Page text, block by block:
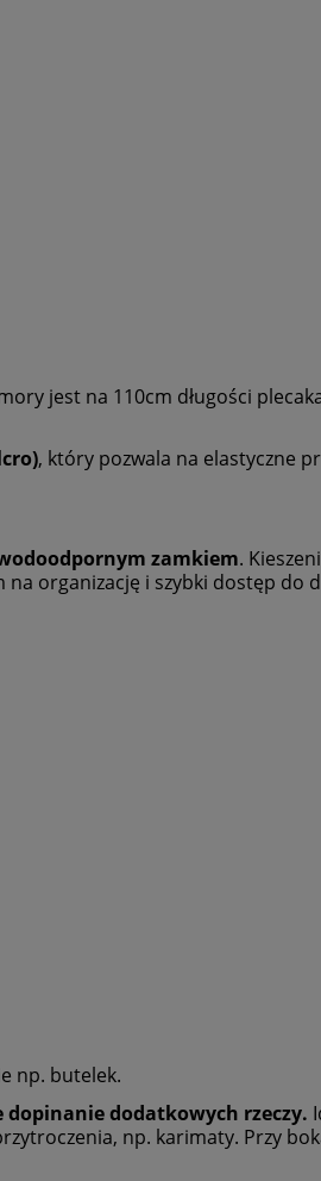
jest na 110cm długości
, który pozwala na elastyczne
zamkiem.
organizację i szybki dostęp
np. butelek.
dodatkowych rzeczy.
np. karimaty. Przy